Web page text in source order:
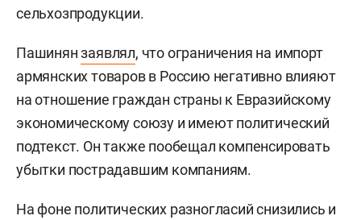
сельхозпродукции.
Пашинянзаявлял, что ограничения на импорт
армянских товаров в Россию негативно влияют
на отношение граждан страны к Евразийскому
экономическому союзу и имеют политический
подтекст. Он также пообещал компенсировать
убытки пострадавшим компаниям.
На фоне политических разногласийснизились и